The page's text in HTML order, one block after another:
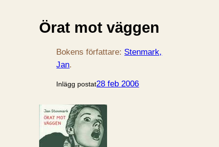
Örat mot väggen
Bokens författare: Stenmark,
Jan.
Inlägg postat28 feb 2006